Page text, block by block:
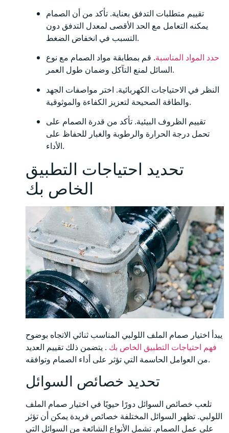
تقييم متطلبات التدفق بعناية. تأكد من أن الصمام
يمكنه التعامل مع الحد الأقصى لمعدل التدفق دون
التسبب في انخفاض الضغط.
حدد المواد المناسبة. قم بمطابقة مواد الصمام مع نوع
السائل لمنع التآكل وضمان طول العمر.
النظر في الاحتياجات الكهربائية. اختر مواصفات الجهد
والطاقة الصحيحة لتعزيز الكفاءة والموثوقية.
تقييم الظروف البيئية. تأكد من قدرة الصمام على
تحمل درجة الحرارة والرطوبة والغبار للحفاظ على
الأداء.
تحديد احتياجات التطبيق
الخاص بك
يبدأ اختيار صمام الملف اللولبي المناسب ثنائي الاتجاه بوضوح
فهم احتياجات التطبيق الخاص بك . يتضمن ذلك تقييم العديد
من العوامل الحاسمة التي تؤثر على أداء الصمام وتوافقه.
تحديد خصائص السوائل
تلعب خصائص السوائل دورًا حيويًا في اختيار صمام الملف
اللولبي. تظهر السوائل المختلفة خصائص فريدة يمكن أن تؤثر
على عمل الصمام. تشمل الأنواع الشائعة من السوائل التي